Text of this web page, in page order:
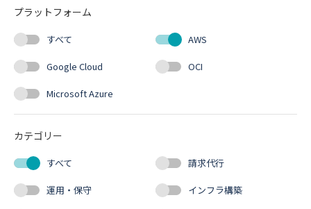
プラットフォーム
すべて AWS
Google Cloud OCI
Microsoft Azure
カテゴリー
すべて 請求代行
運用・保守 インフラ構築